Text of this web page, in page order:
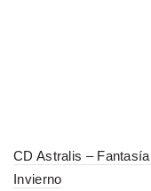
CD Astralis –
Invierno